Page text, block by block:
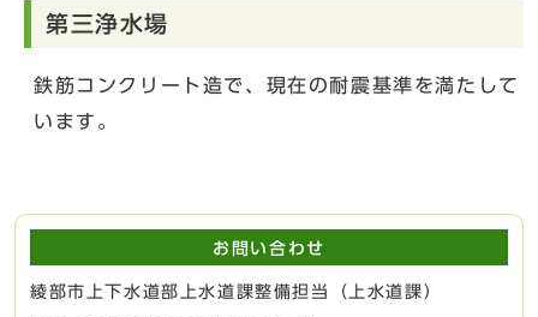
第三浄水場
鉄筋コンクリート造で、現在の耐震基準を満たして
います。
お問い合わせ
綾部市上下水道部上水道課整備担当（上水道課）